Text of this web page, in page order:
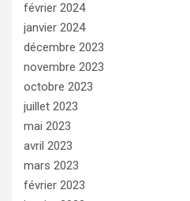
février 2024
janvier 2024
décembre 2023
novembre 2023
octobre 2023
juillet 2023
mai 2023
avril 2023
mars 2023
février 2023